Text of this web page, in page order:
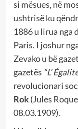
si mësues, në
ushtrisë ku
1886 u lirua nga
Paris. I joshur
Zevako u bë
gazetës “L’
revolucionari
Rok(Jules
08.03.1909).